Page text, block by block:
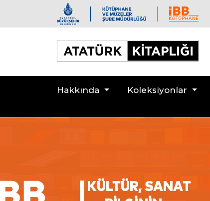
Hakkında Koleksiyonlar